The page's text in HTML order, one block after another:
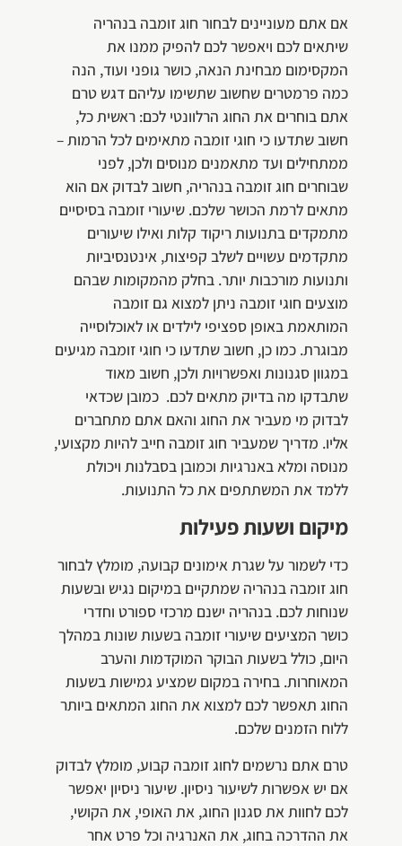
אם אתם מעוניינים לבחור חוג זומבה בנהריה
שיתאים לכם ויאפשר לכם להפיק ממנו את
המקסימום מבחינת הנאה, כושר גופני ועוד, הנה
כמה פרמטרים שחשוב שתשימו עליהם דגש טרם
אתם בוחרים את החוג הרלוונטי לכם: ראשית כל,
חשוב שתדעו כי חוגי זומבה מתאימים לכל הרמות –
ממתחילים ועד מתאמנים מנוסים ולכן, לפני
שבוחרים חוג זומבה בנהריה, חשוב לבדוק אם הוא
מתאים לרמת הכושר שלכם. שיעורי זומבה בסיסיים
מתמקדים בתנועות ריקוד קלות ואילו שיעורים
מתקדמים עשויים לשלב קפיצות, אינטנסיביות
ותנועות מורכבות יותר. בחלק מהמקומות שבהם
מוצעים חוגי זומבה ניתן למצוא גם זומבה
המותאמת באופן ספציפי לילדים או לאוכלוסייה
מבוגרת. כמו כן, חשוב שתדעו כי חוגי זומבה מגיעים
במגוון סגנונות ואפשרויות ולכן, חשוב מאוד
שתבדקו מה בדיוק מתאים לכם. כמובן שכדאי
לבדוק מי מעביר את החוג והאם אתם מתחברים
אליו. מדריך שמעביר חוג זומבה חייב להיות מקצועי,
מנוסה ומלא באנרגיות וכמובן בסבלנות ויכולת
ללמד את המשתתפים את כל התנועות.
מיקום ושעות פעילות
כדי לשמור על שגרת אימונים קבועה, מומלץ לבחור
חוג זומבה בנהריה שמתקיים במיקום נגיש ובשעות
שנוחות לכם. בנהריה ישנם מרכזי ספורט וחדרי
כושר המציעים שיעורי זומבה בשעות שונות במהלך
היום, כולל בשעות הבוקר המוקדמות והערב
המאוחרות. בחירה במקום שמציע גמישות בשעות
החוג תאפשר לכם למצוא את החוג המתאים ביותר
ללוח הזמנים שלכם.
טרם אתם נרשמים לחוג זומבה קבוע, מומלץ לבדוק
אם יש אפשרות לשיעור ניסיון. שיעור ניסיון יאפשר
לכם לחוות את סגנון החוג, את האופי, את הקושי,
את ההדרכה בחוג, את האנרגיה וכל פרט אחר